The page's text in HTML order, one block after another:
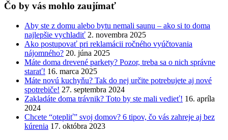
Čo by vás mohlo zaujímať
Aby ste z domu alebo bytu nemali saunu – ako si to doma
najlepšie vychladiť 2. novembra 2025
Ako postupovať pri reklamácii ročného vyúčtovania
nájomného? 20. júna 2025
Máte doma drevené parkety? Pozor, treba sa o nich správne
starať! 16. marca 2025
Máte novú kuchyňu? Tak do nej určite potrebujete aj nové
spotrebiče! 27. septembra 2024
Zakladáte doma trávnik? Toto by ste mali vedieť! 16. apríla
2024
Chcete “otepliť” svoj domov? 6 tipov, čo vás zahreje aj bez
kúrenia 17. októbra 2023